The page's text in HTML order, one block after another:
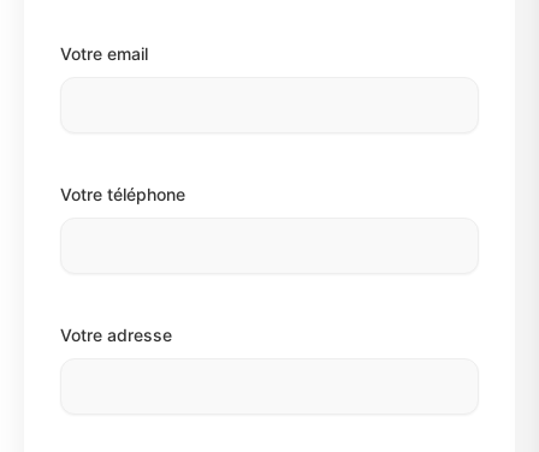
Votre email
Votre téléphone
Votre adresse